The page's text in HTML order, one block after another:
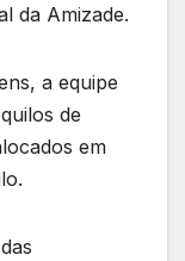
da Amizade.
a equipe
de
em